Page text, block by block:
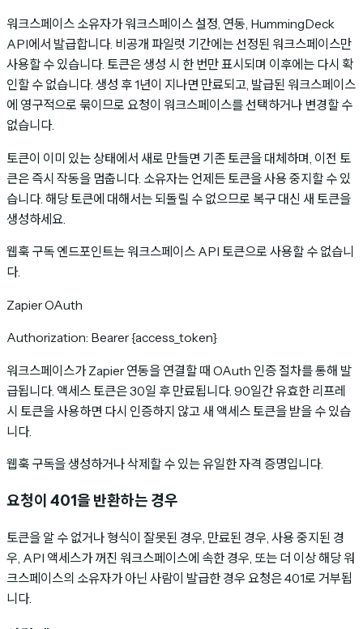
워크스페이스 소유자가 워크스페이스 설정, 연동, HummingDeck
API에서 발급합니다. 비공개 파일럿 기간에는 선정된 워크스페이스만
사용할 수 있습니다. 토큰은 생성 시 한 번만 표시되며 이후에는 다시 확
인할 수 없습니다. 생성 후 1년이 지나면 만료되고, 발급된 워크스페이스
에 영구적으로 묶이므로 요청이 워크스페이스를 선택하거나 변경할 수
없습니다.
토큰이 이미 있는 상태에서 새로 만들면 기존 토큰을 대체하며, 이전 토
큰은 즉시 작동을 멈춥니다. 소유자는 언제든 토큰을 사용 중지할 수 있
습니다. 해당 토큰에 대해서는 되돌릴 수 없으므로 복구 대신 새 토큰을
생성하세요.
웹훅 구독 엔드포인트는 워크스페이스 API 토큰으로 사용할 수 없습니
다.
Zapier OAuth
Authorization: Bearer {access_token}
워크스페이스가 Zapier 연동을 연결할 때 OAuth 인증 절차를 통해 발
급됩니다. 액세스 토큰은 30일 후 만료됩니다. 90일간 유효한 리프레
시 토큰을 사용하면 다시 인증하지 않고 새 액세스 토큰을 받을 수 있습
니다.
웹훅 구독을 생성하거나 삭제할 수 있는 유일한 자격 증명입니다.
요청이 401을 반환하는 경우
토큰을 알 수 없거나 형식이 잘못된 경우, 만료된 경우, 사용 중지된 경
우, API 액세스가 꺼진 워크스페이스에 속한 경우, 또는 더 이상 해당 워
크스페이스의 소유자가 아닌 사람이 발급한 경우 요청은 401로 거부됩
니다.